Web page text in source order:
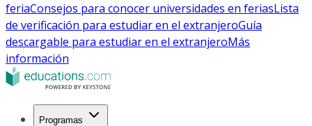
feriaConsejos para conocer universidades en feriasLista
de verificación para estudiar en el extranjeroGuía
descargable para estudiar en el extranjeroMás
información
Programas